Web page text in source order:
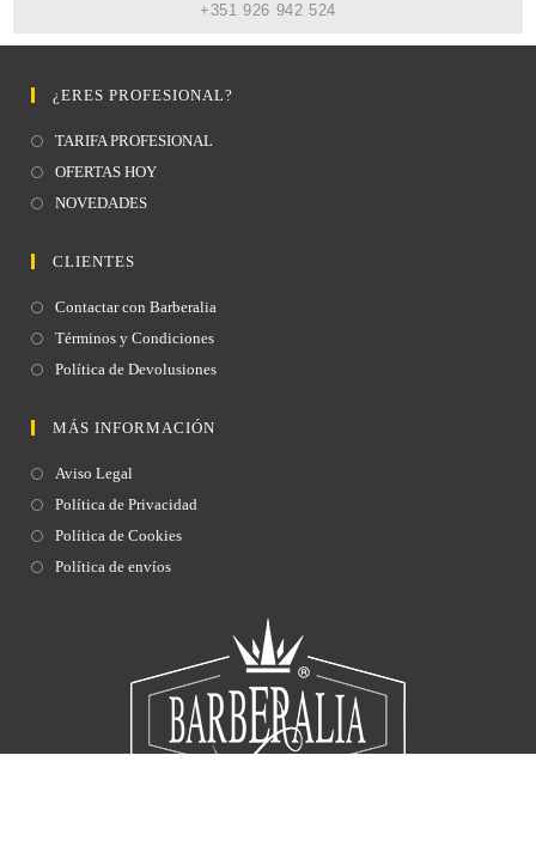
+351 926 942 524
MÁS INFORMACIÓN
Aviso Legal
Política de Privacidad
Política de Cookies
Política de envíos
CLIENTES
Contactar con Barberalia
Términos y Condiciones
Política de Devolusiones
¿ERES PROFESIONAL?
TARIFA PROFESIONAL
OFERTAS HOY
NOVEDADES